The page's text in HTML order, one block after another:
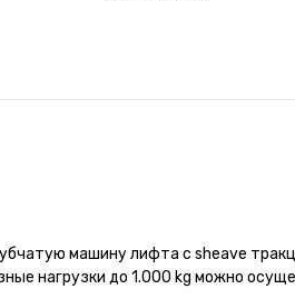
машину лифта с sheave
нагрузки до 1.000 kg можно